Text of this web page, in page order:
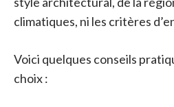
climatiques, ni les critères
Voici quelques conseils
choix :